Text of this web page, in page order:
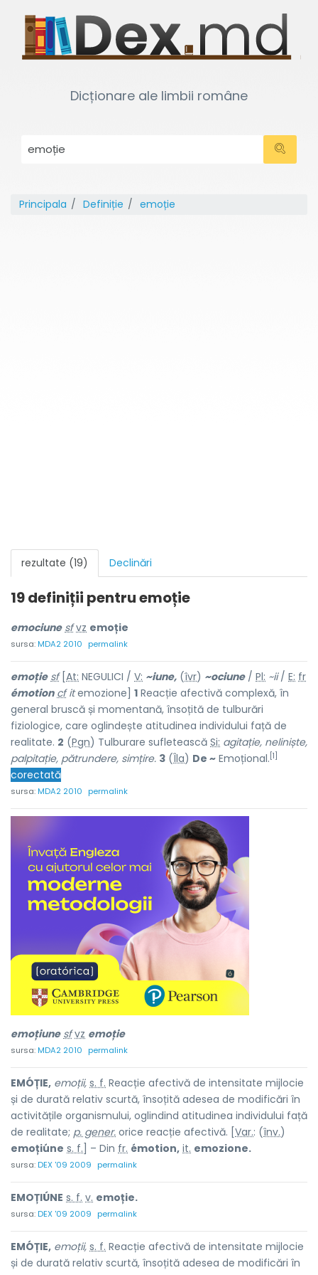
Dicționare ale limbii române
Principala Definiție emoție
rezultate (19) Declinări
19 definiții pentruemoție
emociune sf vz emoție
sursa:MDA2 2010 permalink
emoție sf[ At: NEGULICI / V: ~iune, (îvr) ~ociune/ Pl: ~ii/ E: fr
émotion cfitemozione] 1 Reacție afectivă complexă, în
general bruscă și momentană, însoțită de tulburări
fiziologice, care oglindește atitudinea individului față de
realitate. 2 (Pgn) Tulburare sufletească Si: agitație, neliniște,
palpitație, pătrundere, simțire. 3 (Îla) De ~ Emoțional. [1]
corectată
sursa:MDA2 2010 permalink
emoțiune sf vz emoție
sursa:MDA2 2010 permalink
EMÓȚIE, emoții, s. f. Reacție afectivă de intensitate mijlocie
și de durată relativ scurtă, însoțită adesea de modificări în
activitățile organismului, oglindind atitudinea individului față
de realitate; p. gener. orice reacție afectivă. [ Var.: (înv.)
emoțiúne s. f. ] – Din fr. émotion, it. emozione.
sursa:DEX '09 2009 permalink
EMOȚIÚNE s. f. v. emoție.
sursa:DEX '09 2009 permalink
EMÓȚIE, emoții, s. f. Reacție afectivă de intensitate mijlocie
și de durată relativ scurtă, însoțită adesea de modificări în